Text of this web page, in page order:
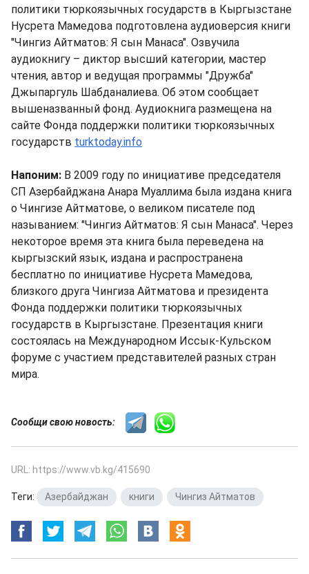
политики тюркоязычных государств в Кыргызстане
Нусрета Мамедова подготовлена аудиоверсия книги
"Чингиз Айтматов: Я сын Манаса". Озвучила
аудиокнигу – диктор высший категории, мастер
чтения, автор и ведущая программы "Дружба"
Джыпаргуль Шабданалиева. Об этом сообщает
вышеназванный фонд. Аудиокнига размещена на
сайте Фонда поддержки политики тюркоязычных
государств turktoday.info
Напоним: В 2009 году по инициативе председателя
СП Азербайджана Анара Муаллима была издана книга
о Чингизе Айтматове, о великом писателе под
называнием: "Чингиз Айтматов: Я сын Манаса". Через
некоторое время эта книга была переведена на
кыргызский язык, издана и распространена
бесплатно по инициативе Нусрета Мамедова,
близкого друга Чингиза Айтматова и президента
Фонда поддержки политики тюркоязычных
государств в Кыргызстане. Презентация книги
состоялась на Международном Иссык-Кульском
форуме с участием представителей разных стран
мира.
Сообщи свою новость:
URL: https://www.vb.kg/415690
Теги: Азербайджан книги Чингиз Айтматов